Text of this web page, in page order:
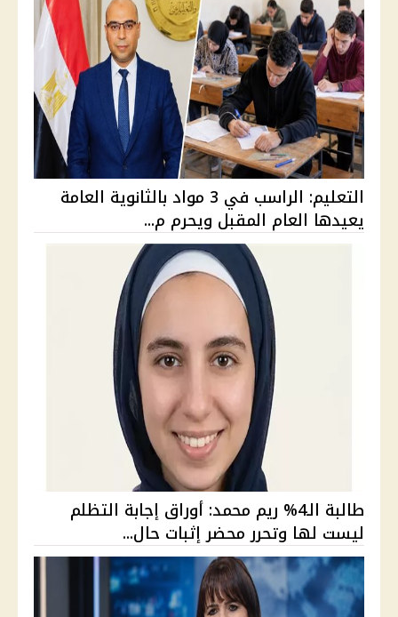
التعليم: الراسب في 3 مواد بالثانوية العامة
يعيدها العام المقبل ويحرم م...
طالبة الـ4% ريم محمد: أوراق إجابة التظلم
ليست لها وتحرر محضر إثبات حال...